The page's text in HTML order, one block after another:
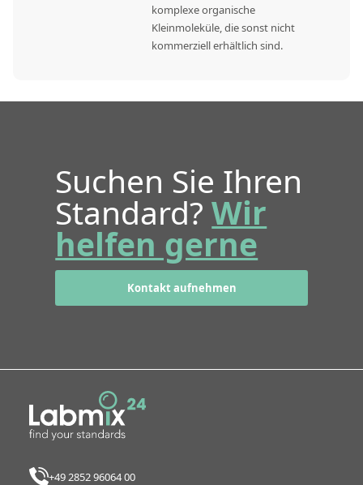
komplexe organische
Kleinmoleküle, die sonst nicht
kommerziell erhältlich sind.
Suchen Sie Ihren
Standard?Wir
helfen gerne
Kontakt aufnehmen
+49 2852 96064 00